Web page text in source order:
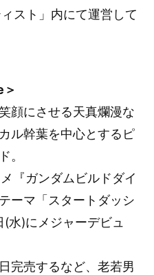
スト」内にて運営して
顔にさせる天真爛漫な
ル幹葉を中心とするピ
。
『ガンダムビルドダイ
ーマ「スタートダッシ
水)にメジャーデビュ
完売するなど、老若男